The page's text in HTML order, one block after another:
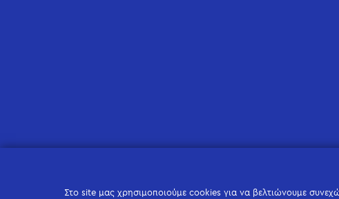
Στο site μας χρησιμοποιούμε cookies για να βελτιώνουμε